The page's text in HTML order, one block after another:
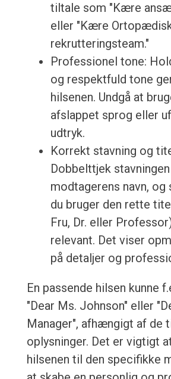
tiltale som "Kære
eller "Kære
rekrutteringsteam."
Professionel tone:
og respektfuld tone
hilsenen. Undgå at
afslappet sprog eller
udtryk.
Korrekt stavning og
Dobbelttjek
modtagerens navn, og
du bruger den rette
Fru, Dr. eller
relevant. Det viser
på detaljer og
En passende hilsen kunne
"Dear Ms. Johnson" eller
Manager", afhængigt af de
oplysninger. Det er vigtigt
hilsenen til den specifikke